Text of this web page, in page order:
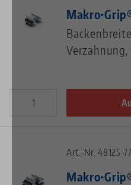
Art.-Nr. 48125-